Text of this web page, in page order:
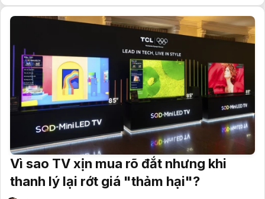
Vì sao TV xịn mua rõ đắt nhưng khi
thanh lý lại rớt giá "thảm hại"?